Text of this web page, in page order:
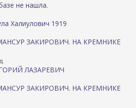
не нашла.
Халиулович 1919
ЗАКИРОВИЧ. НА КРЕМНИКЕ
ЛАЗАРЕВИЧ
ЗАКИРОВИЧ. НА КРЕМНИКЕ